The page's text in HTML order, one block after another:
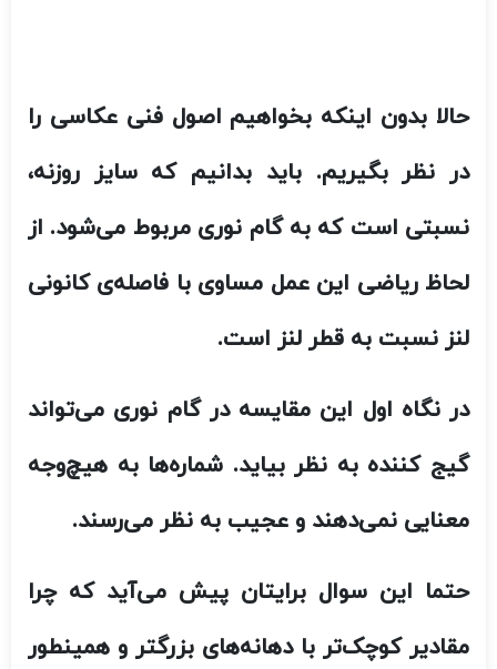
در نگاه اول این مقایسه‌ در گام نوری می‌تواند
گیج‌ کننده به نظر بیاید. شماره‌ها به هیچ‌‌وجه
معنایی نمی‌دهند و عجیب به نظر می‌رسند.
مقادیر بزرگ‌تر با دهانه‌های کوچکتر مطابقت
دارند! برای اینکه به راحتی متوجه این موضوع
شوید، ادامه‌ی مطلب را بخوانید.
باید از لحاظ ریاضی به این موضوع نگاه کرد که